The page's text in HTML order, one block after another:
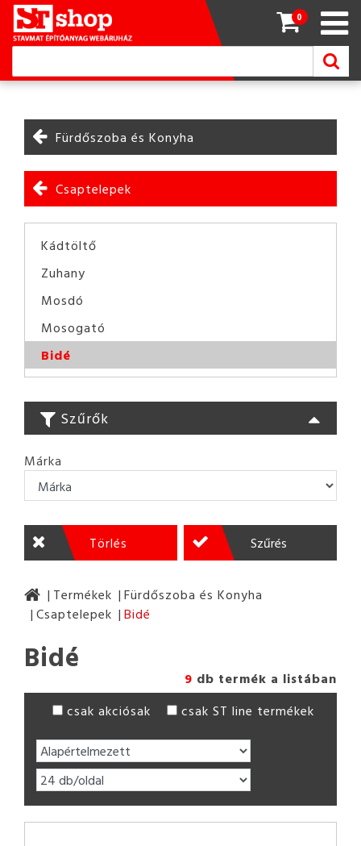
0
Fürdőszoba és Konyha
Csaptelepek
Kádtöltő
Zuhany
Mosdó
Mosogató
Bidé
Szűrők
Márka
Törlés Szűrés
Termékek
Fürdőszoba és Konyha
Csaptelepek
Bidé
Bidé
9 db termék a listában
csak akciósak
csak ST line termékek